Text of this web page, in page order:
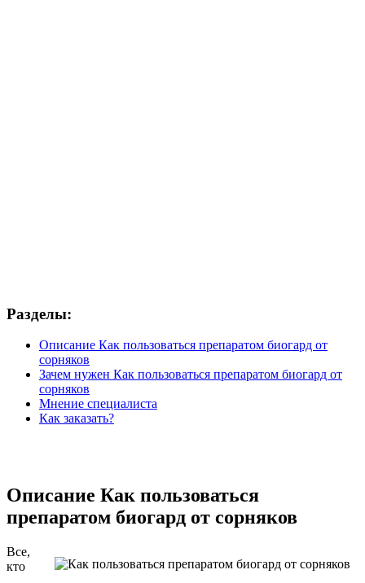
Разделы:
Описание Как пользоваться препаратом биогард от
сорняков
Зачем нужен Как пользоваться препаратом биогард от
сорняков
Мнение специалиста
Как заказать?
Описание Как пользоваться
препаратом биогард от сорняков
Все,
кто